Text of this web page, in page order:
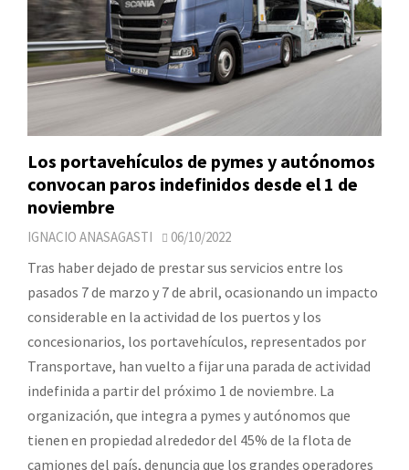
Los portavehículos de pymes y autónomos
convocan paros indefinidos desde el 1 de
noviembre
IGNACIO ANASAGASTI 06/10/2022
Tras haber dejado de prestar sus servicios entre los
pasados 7 de marzo y 7 de abril, ocasionando un impacto
considerable en la actividad de los puertos y los
concesionarios, los portavehículos, representados por
Transportave, han vuelto a fijar una parada de actividad
indefinida a partir del próximo 1 de noviembre. La
organización, que integra a pymes y autónomos que
tienen en propiedad alrededor del 45% de la flota de
camiones del país, denuncia que los grandes operadores